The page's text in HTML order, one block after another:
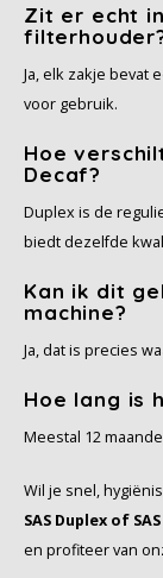
Zit er echt
Ja, elk zakje bevat
voor gebruik.
Hoe
Decaf?
Duplex is de
biedt dezelfde
Kan ik dit
machine?
Ja, dat is precies
Hoe lang is
Meestal 12
Wil je snel,
SAS Duplex of
en profiteer van